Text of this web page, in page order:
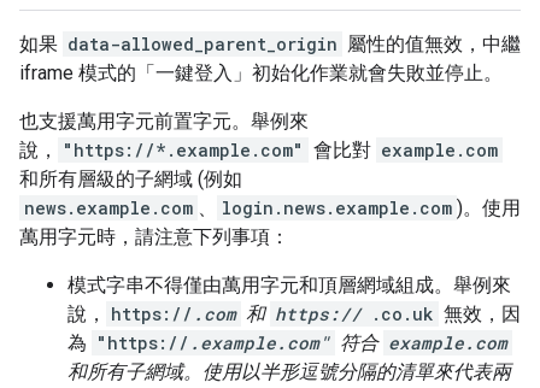
如果 data-allowed_parent_origin 屬性的值無效，中繼
iframe 模式的「一鍵登入」初始化作業就會失敗並停止。
也支援萬用字元前置字元。舉例來
說，
"https://*.example.com" 會比對 example.com
和所有層級的子網域 (例如
news.example.com 、 login.news.example.com )。使用
萬用字元時，請注意下列事項：
模式字串不得僅由萬用字元和頂層網域組成。舉例來
說，
https:// .com 和 https:// .co.uk 無效，因
為 "https:// .example.com" 符合 example.com
和所有子網域。使用以半形逗號分隔的清單來代表兩